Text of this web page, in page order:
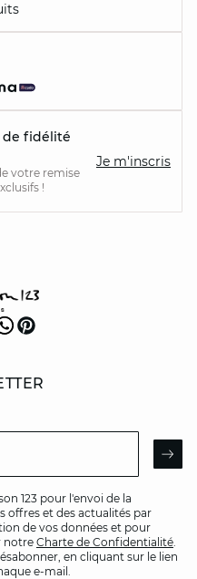
de fidélité
votre remise
!
Je m'inscris
123 pour l'envoi de la
offres et des actualités par
de vos données et pour
notre Charte de Confidentialité.
en cliquant sur le lien
e-mail.